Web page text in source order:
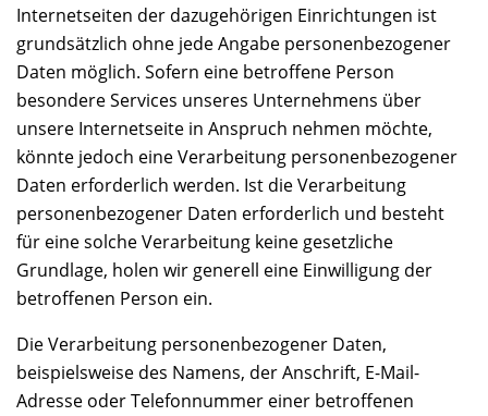
Internetseiten der dazugehörigen Einrichtungen ist
grundsätzlich ohne jede Angabe personenbezogener
Daten möglich. Sofern eine betroffene Person
besondere Services unseres Unternehmens über
unsere Internetseite in Anspruch nehmen möchte,
könnte jedoch eine Verarbeitung personenbezogener
Daten erforderlich werden. Ist die Verarbeitung
personenbezogener Daten erforderlich und besteht
für eine solche Verarbeitung keine gesetzliche
Grundlage, holen wir generell eine Einwilligung der
betroffenen Person ein.
Die Verarbeitung personenbezogener Daten,
beispielsweise des Namens, der Anschrift, E-Mail-
Adresse oder Telefonnummer einer betroffenen